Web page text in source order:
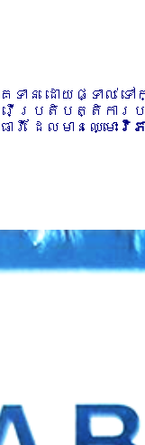
ទាន ដោយផ្ទាល់
វើប្រតិបត្តិកា
វី ដែលមានឈ្មោះ វិភ